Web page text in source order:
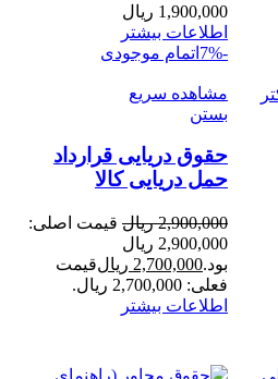
1,900,000 ریال
اطلاعات بیشتر
-7% اتمام موجودی
مشاهده سریع
بستن
حقوق دریایی قرارداد
حمل دریایی کالا
2,900,000 ریال قیمت اصلی:
2,900,000 ریال
بود.2,700,000 ریالقیمت
فعلی: 2,700,000 ریال.
اطلاعات بیشتر